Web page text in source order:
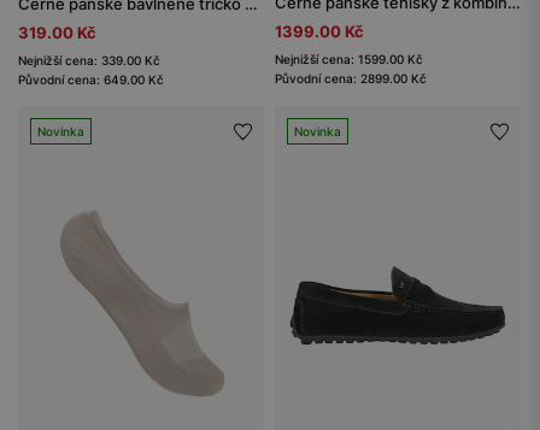
319.00 Kč
Nejnižší cena: 339.00 Kč
Původní cena: 649.00 Kč
1399.00 Kč
Nejnižší cena: 1599.00 Kč
Původní cena: 2899.00 Kč
Novinka Novinka